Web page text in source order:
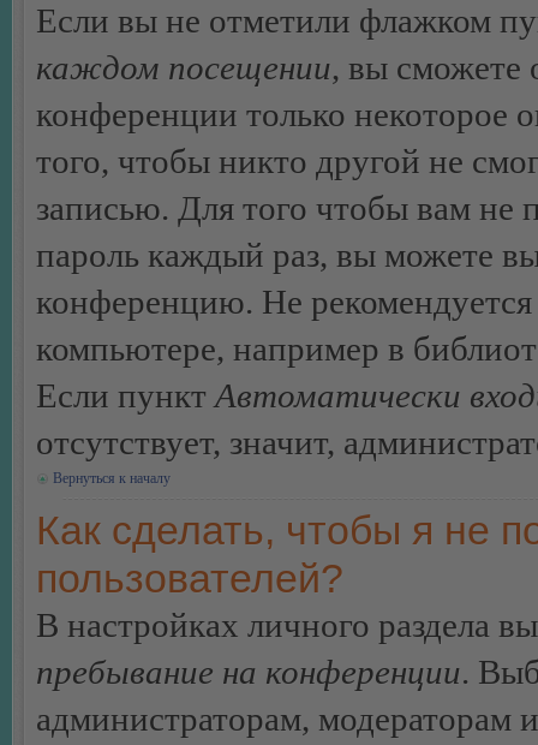
Если вы не отметили флажком
каждом посещении, вы сможете
конференции только некоторое
того, чтобы никто другой не
записью. Для того чтобы вам не
пароль каждый раз, вы можете
конференцию. Не
компьютере, например в
Если пункт Автоматически
отсутствует, значит,
Вернуться к началу
Как сделать, чтобы я не
пользователей?
В настройках личного раздела
пребывание на конференции.
администраторам, модераторам